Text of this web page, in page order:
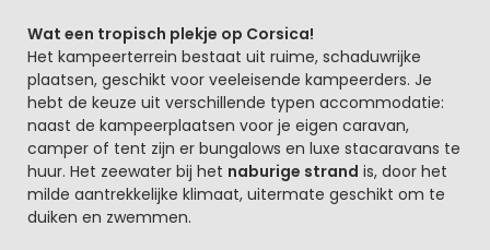
Wat een tropisch plekje op Corsica!
Het kampeerterrein bestaat uit ruime, schaduwrijke
plaatsen, geschikt voor veeleisende kampeerders. Je
hebt de keuze uit verschillende typen accommodatie:
naast de kampeerplaatsen voor je eigen caravan,
camper of tent zijn er bungalows en luxe stacaravans te
huur. Het zeewater bij het naburige strand is, door het
milde aantrekkelijke klimaat, uitermate geschikt om te
duiken en zwemmen.